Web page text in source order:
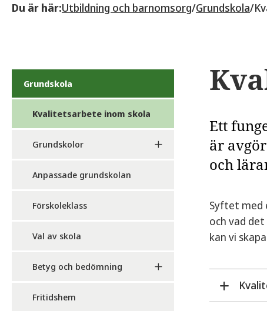
Du är här:Utbildning och barnomsorg/Grundskola/
Grundskola
Kvalitetsarbete inom skola
Grundskolor
Anpassade grundskolan
Förskoleklass
Val av skola
Betyg och bedömning
Fritidshem
Ett
är
och
Syftet med
och vad
kan vi